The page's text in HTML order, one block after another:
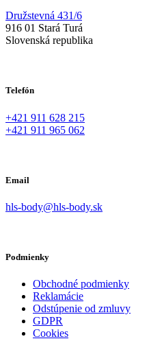
Družstevná 431/6
916 01 Stará Turá
Slovenská republika
Telefón
+421 911 628 215
+421 911 965 062
Email
hls-body@hls-body.sk
Podmienky
Obchodné podmienky
Reklamácie
Odstúpenie od zmluvy
GDPR
Cookies